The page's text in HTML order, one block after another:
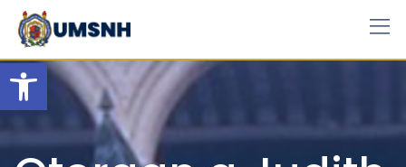
Open toolbar
Skip
content